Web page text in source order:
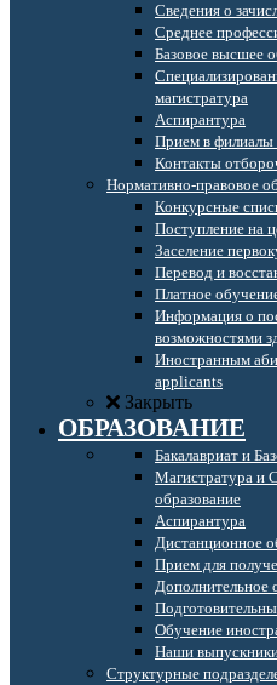
Сведения о
Среднее
Базовое высшее
магистратура
Аспирантура
Прием в
Контакты
Нормативно-правовое
Конкурсные
Поступление на
Заселение
Перевод и
Платное
Информация о
возможностями
Иностранным
applicants
Закрыть
ОБРАЗОВАНИЕ
Бакалавриат и
Магистратура и
образование
Аспирантура
Дистанционное
Прием для
Дополнительное
Обучение
Наши
Структурные